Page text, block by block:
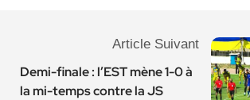
Article Suivant
Demi-finale : l’EST mène 1-0 à
la mi-temps contre la JS